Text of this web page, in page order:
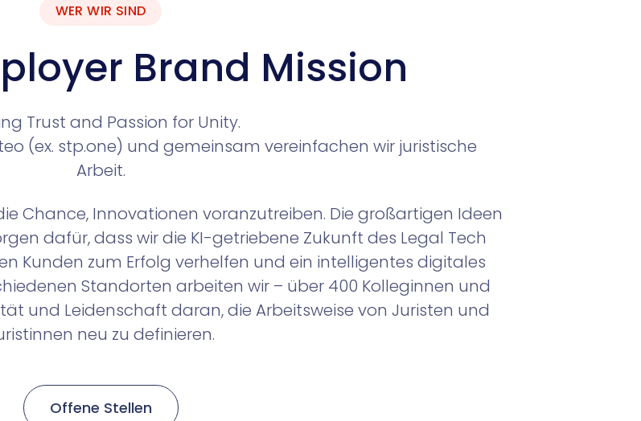
WER WIR SIND
Brand Mission
Trust and Passion for Unity.
(ex. stp.one) und gemeinsam vereinfachen wir juristische
Arbeit.
Chance, Innovationen voranzutreiben. Die großartigen Ideen
dafür, dass wir die KI-getriebene Zukunft des Legal Tech
Kunden zum Erfolg verhelfen und ein intelligentes digitales
Standorten arbeiten wir – über 400 Kolleginnen und
und Leidenschaft daran, die Arbeitsweise von Juristen und
neu zu definieren.
Offene Stellen